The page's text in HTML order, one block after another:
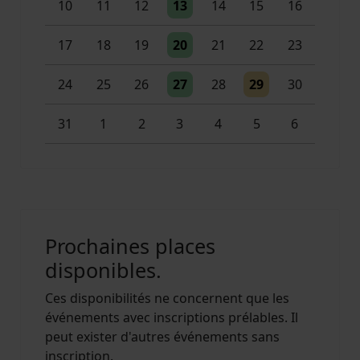
10 11 12 13 14 15 16
17 18 19 20
Un évènement
21 22 23
24 25 26 27
Un évènement
28 29
Un évènement
30
31 1 2 3
Un évènement
4 5
2 évènements
6
Prochaines places
disponibles.
Ces disponibilités ne concernent que les
événements avec inscriptions prélables. Il
peut exister d'autres événements sans
inscription.